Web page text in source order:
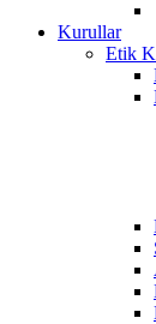
Kurullar
Etik